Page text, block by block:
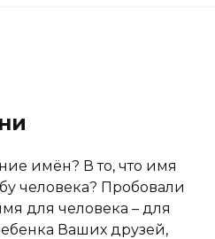
имён? В то, что имя
человека? Пробовали
для человека – для
Ваших друзей,